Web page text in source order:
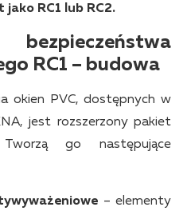
RC1 lub RC2.
RC1 – budowa
okien PVC, dostępnych w
jest rozszerzony pakiet
go następujące
– elementy